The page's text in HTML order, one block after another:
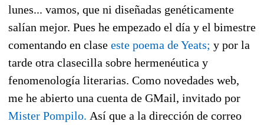
lunes... vamos, que ni diseñadas genéticamente
salían mejor. Pues he empezado el día y el bimestre
comentando en clase este poema de Yeats; y por la
tarde otra clasecilla sobre hermenéutica y
fenomenología literarias. Como novedades web,
me he abierto una cuenta de GMail, invitado por
Mister Pompilo. Así que a la dirección de correo